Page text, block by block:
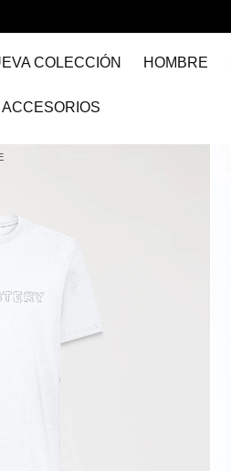
COLECCIÓN HOMBRE
ACCESORIOS